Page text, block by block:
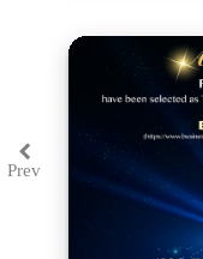
PrevPrevious